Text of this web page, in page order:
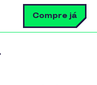
Compre já